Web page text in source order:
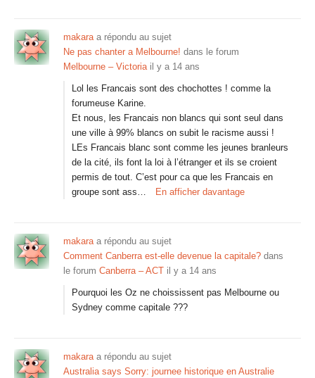
makaraa répondu au sujet
Ne pas chanter a Melbourne! dans le forum
Melbourne – Victoria il y a 14 ans
Lol les Francais sont des chochottes ! comme la
forumeuse Karine.
Et nous, les Francais non blancs qui sont seul dans
une ville à 99% blancs on subit le racisme aussi !
LEs Francais blanc sont comme les jeunes branleurs
de la cité, ils font la loi à l’étranger et ils se croient
permis de tout. C’est pour ca que les Francais en
groupe sont ass…
En afficher davantage
makaraa répondu au sujet
Comment Canberra est-elle devenue la capitale? dans
le forum Canberra – ACT il y a 14 ans
Pourquoi les Oz ne choississent pas Melbourne ou
Sydney comme capitale ???
makaraa répondu au sujet
Australia says Sorry: journee historique en Australie